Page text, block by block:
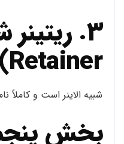
Retainer)
شبیه الاینر است و کاملاً
بخش